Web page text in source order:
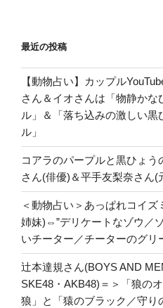
最近の投稿
【動物占い】カップル
さん＆イオさんは「物静か
ル」＆「落ち込みの激しい
ル」
コアラのパープルと黒ひょ
さん(俳優)＆平手友梨奈さん(
＜動物占い＞あっぱれコイ
姉妹)⇔”デリケートなゾウ／
いチーター／チーターのグリ
辻本達規さん(BOYS AND
SKE48・AKB48)＝＞「狼の
狼」と「猿のブラック／守り